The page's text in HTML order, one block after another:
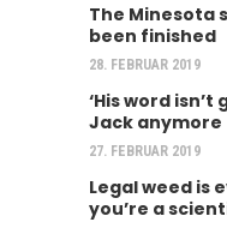
The Minesota
been finished
28. FEBRUAR 2019
‘His word isn’t
Jack anymore
27. FEBRUAR 2019
Legal weed is
you’re a